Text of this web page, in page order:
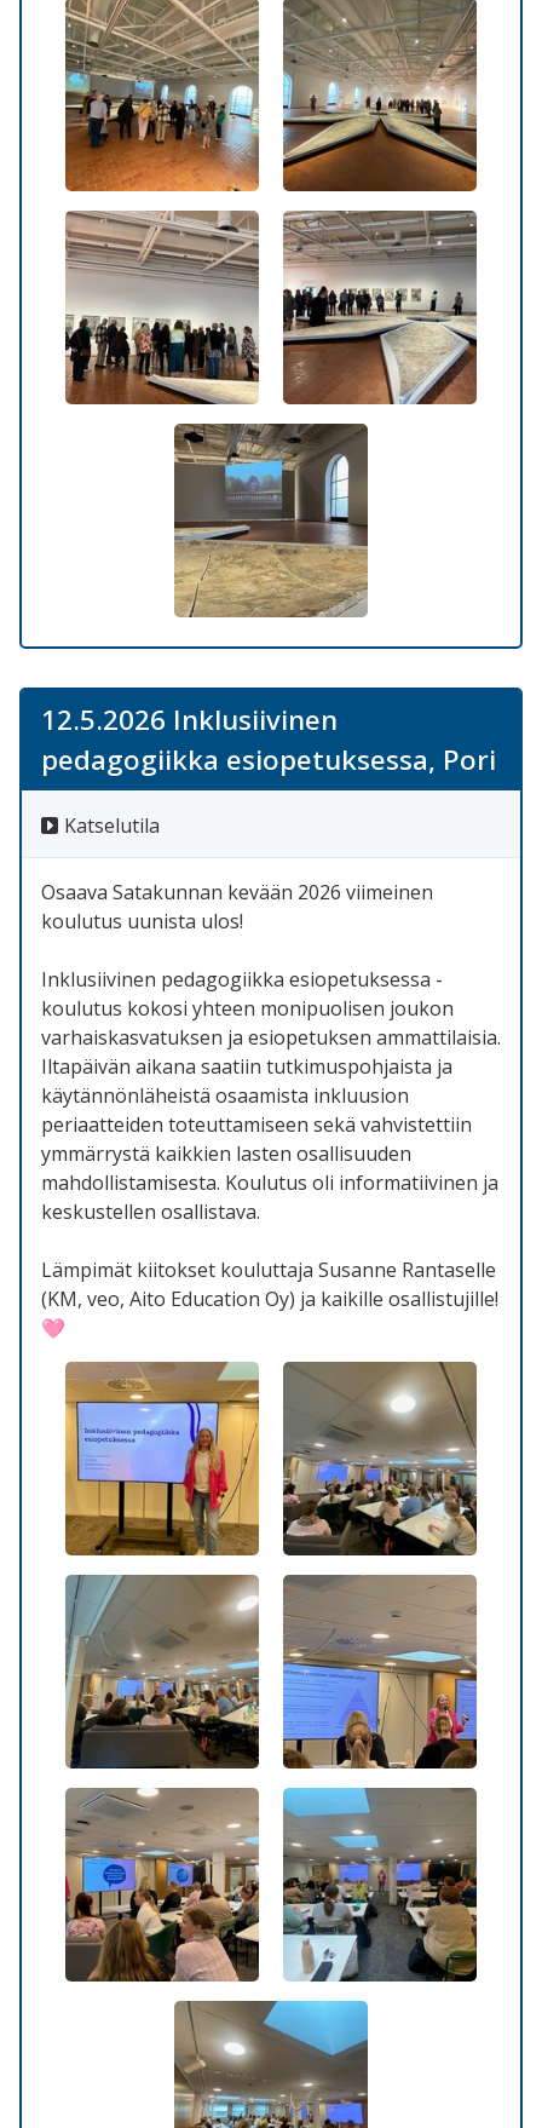
12.5.2026 Inklusiivinen
pedagogiikka esiopetuksessa, Pori
Katselutila
Osaava Satakunnan kevään 2026 viimeinen
koulutus uunista ulos!
Inklusiivinen pedagogiikka esiopetuksessa -
koulutus kokosi yhteen monipuolisen joukon
varhaiskasvatuksen ja esiopetuksen ammattilaisia.
Iltapäivän aikana saatiin tutkimuspohjaista ja
käytännönläheistä osaamista inkluusion
periaatteiden toteuttamiseen sekä vahvistettiin
ymmärrystä kaikkien lasten osallisuuden
mahdollistamisesta. Koulutus oli informatiivinen ja
keskustellen osallistava.
Lämpimät kiitokset kouluttaja Susanne Rantaselle
(KM, veo, Aito Education Oy) ja kaikille osallistujille!
🩷